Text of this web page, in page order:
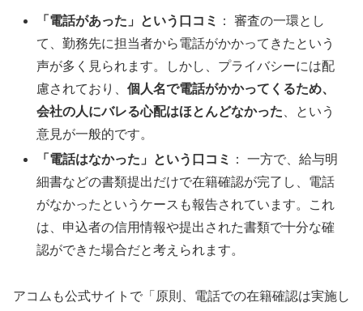
「電話があった」という口コミ
： 審査の一環とし
て、勤務先に担当者から電話がかかってきたという
声が多く見られます。しかし、プライバシーには配
慮されており、個人名で電話がかかってくるため、
会社の人にバレる心配はほとんどなかった 、という
意見が一般的です。
「電話はなかった」という口コミ
： 一方で、給与明
細書などの書類提出だけで在籍確認が完了し、電話
がなかったというケースも報告されています。これ
は、申込者の信用情報や提出された書類で十分な確
認ができた場合だと考えられます。
アコムも公式サイトで「原則、電話での在籍確認は実施し